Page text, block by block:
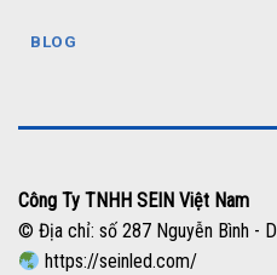
BLOG
Công Ty TNHH SEIN Việt Nam
© Địa chỉ: số 287 Nguyễn Bình -
https://seinled.com/